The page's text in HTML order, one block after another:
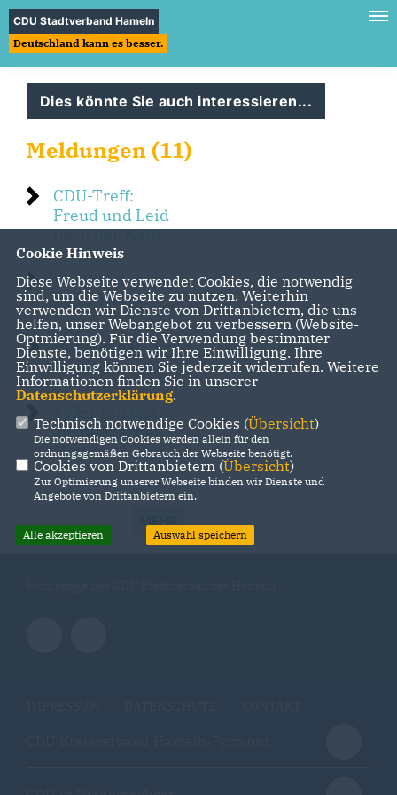
CDU Stadtverband Hameln
Deutschland kann es besser.
Dies könnte Sie auch interessieren...
Meldungen (11)
CDU-Treff:
Freud und Leid
nach der Wahl
DANKE Hans
Peter Thul
Hameln hat
gewählt
auf den letzten
Metern
Cookie Hinweis
Diese Webseite verwendet Cookies, die notwendig
sind, um die Webseite zu nutzen. Weiterhin
verwenden wir Dienste von Drittanbietern, die uns
helfen, unser Webangebot zu verbessern (Website-
Optmierung). Für die Verwendung bestimmter
Dienste, benötigen wir Ihre Einwilligung. Ihre
Einwilligung können Sie jederzeit widerrufen. Weitere
Informationen finden Sie in unserer
Datenschutzerklärung.
Technisch notwendige Cookies (Übersicht)
Die notwendigen Cookies werden allein für den
ordnungsgemäßen Gebrauch der Webseite benötigt.
Cookies von Drittanbietern (Übersicht)
Zur Optimierung unserer Webseite binden wir Dienste und
Angebote von Drittanbietern ein.
Alle akzeptieren Auswahl speichern